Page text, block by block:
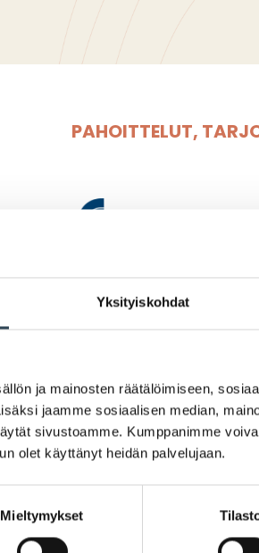
Yksityiskohdat
ja mainosten räätälöimiseen,
jaamme sosiaalisen median,
sivustoamme. Kumppanimme
olet käyttänyt heidän palvelujaan.
Mieltymykset
PAHOITTELUT,
Tropicana
Tuoremehua
Arabiasta!
3,29€